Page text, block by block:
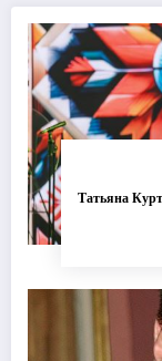
Татьяна